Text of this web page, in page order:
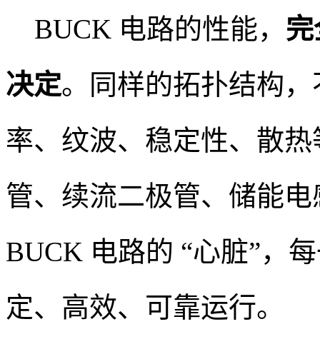
BUCK 电路的性能，
决定。同样的拓扑结构
率、纹波、稳定性、散
管、续流二极管、储能
BUCK 电路的 “心脏”，
定、高效、可靠运行。